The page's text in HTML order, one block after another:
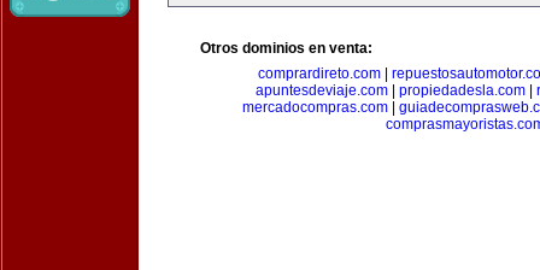
Otros dominios en venta:
comprardireto.com
apuntesdeviaje.com
propiedadesla.com
mercadocompras.com|